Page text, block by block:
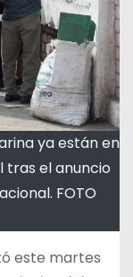
ya están en
tras el anuncio
FOTO
este martes